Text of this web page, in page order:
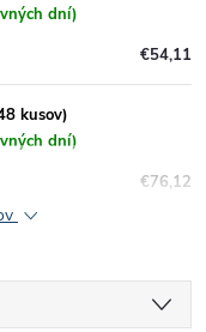
dní)
€54,11
kusov)
dní)
€76,12